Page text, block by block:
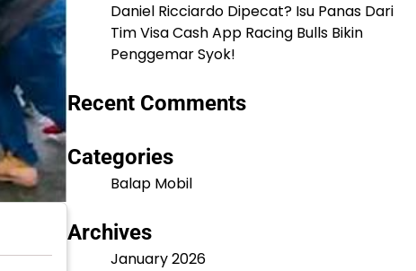
Daniel Ricciardo Dipecat? Isu Panas Dari
Tim Visa Cash App Racing Bulls Bikin
Penggemar Syok!
Recent Comments
Categories
Balap Mobil
Archives
January 2026